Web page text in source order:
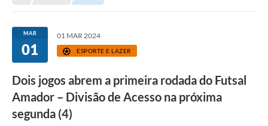
Licitações
Transparência
Concursos e Processos Seletivos
MAR
01
01 MAR 2024
ESPORTE E LAZER
Dois jogos abrem a primeira rodada do Futsal
Amador – Divisão de Acesso na próxima
segunda (4)